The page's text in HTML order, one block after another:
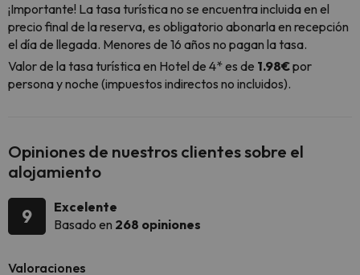
¡Importante! La tasa turística no se encuentra incluida en el
precio final de la reserva, es obligatorio abonarla en recepción
el día de llegada. Menores de 16 años no pagan la tasa.
Valor de la tasa turística en Hotel de 4* es de 1.98€por
persona y noche (impuestos indirectos no incluidos).
Opiniones de nuestros clientes sobre el
alojamiento
9
Excelente
Basado en 268 opiniones